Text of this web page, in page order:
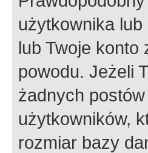
użytkownika lub
lub Twoje konto
powodu. Jeżeli
żadnych
użytkowników,
rozmiar bazy